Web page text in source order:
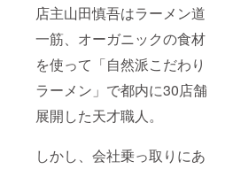
店主山田慎吾はラーメン道
一筋、オーガニックの食材
を使って「自然派こだわり
ラーメン」で都内に30店舗
展開した天才職人。
しかし、会社乗っ取りにあ